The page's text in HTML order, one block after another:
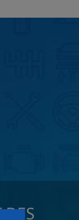
DES